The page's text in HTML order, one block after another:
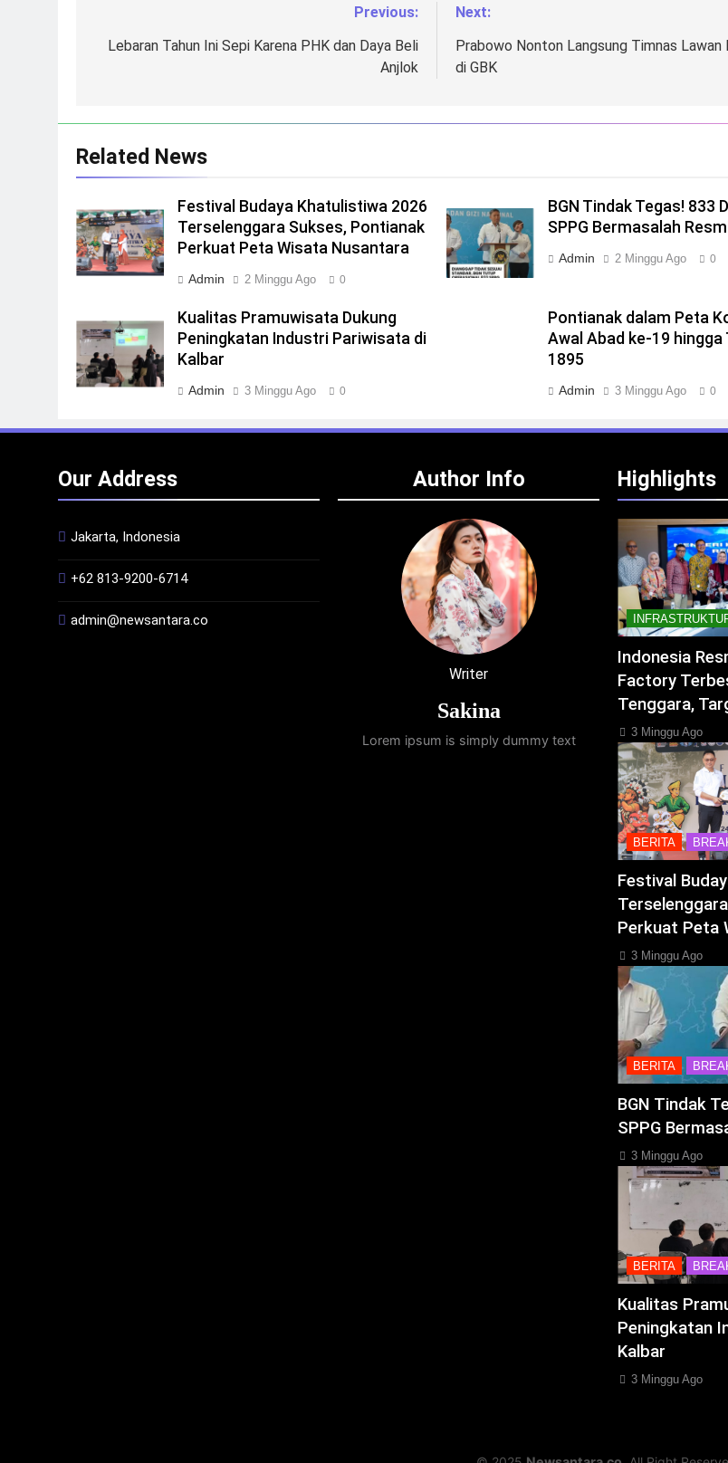
pos
Previous:
Lebaran Tahun Ini Sepi Karena PHK dan Daya Beli
Anjlok
Next:
Prabowo Nonton Langsung Timnas Lawan
di GBK
Related News
Festival Budaya Khatulistiwa 2026
Terselenggara Sukses, Pontianak
Perkuat Peta Wisata Nusantara
Admin 2 Minggu Ago 0
BGN Tindak Tegas! 833
SPPG Bermasalah
Admin 2 Minggu Ago 0
Kualitas Pramuwisata Dukung
Peningkatan Industri Pariwisata di
Kalbar
Admin 3 Minggu Ago 0
Pontianak dalam Peta
Awal Abad ke-19 hingga
1895
Admin 3 Minggu Ago 0
Our Address
Jakarta, Indonesia
+62 813-9200-6714
admin@newsantara.co
Author Info
Writer
Sakina
Lorem ipsum is simply dummy text
Highlights
Indonesia
Factory
Tenggara,
3 Minggu Ago
BERITA
Festival
Perkuat Peta
3 Minggu Ago
BERITA
BGN Tindak
SPPG
3 Minggu Ago
BERITA
Kualitas
Peningkatan
Kalbar
3 Minggu Ago